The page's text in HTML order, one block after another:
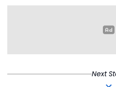
Korban Penipuan
Next